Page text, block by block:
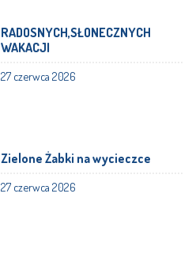
RADOSNYCH,SŁONECZNYCH
WAKACJI
27 czerwca 2026
Zielone Żabki na wycieczce
27 czerwca 2026